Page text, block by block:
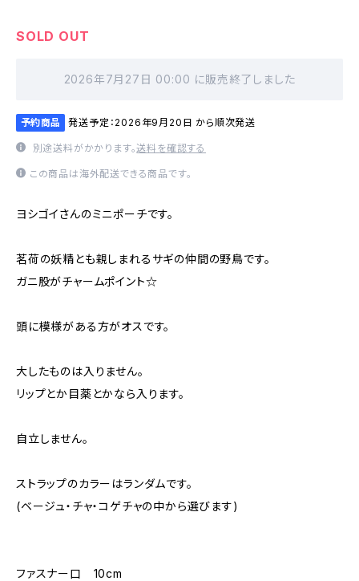
SOLD OUT
2026年7月27日 00:00 に販売終了しました
予約商品 発送予定：2026年9月20日 から順次発送
別途送料がかかります。送料を確認する
この商品は海外配送できる商品です。
ヨシゴイさんのミニポーチです。
茗荷の妖精とも親しまれるサギの仲間の野鳥です。
ガニ股がチャームポイント☆
頭に模様がある方がオスです。
大したものは入りません。
リップとか目薬とかなら入ります。
自立しません。
ストラップのカラーはランダムです。
(ベージュ・チャ・コゲチャの中から選びます)
ファスナー口 10cm